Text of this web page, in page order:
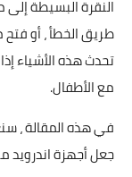
النقرة البسيطة
طريق الخطأ ، أو
تحدث هذه الأشياء
مع الأطفال.
في هذه المقالة ،
جعل أجهزة اندرويد